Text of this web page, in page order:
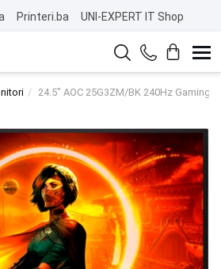
Printeri.ba UNI-EXPERT IT Shop
24.5" AOC 25G3ZM/BK 240Hz Gaming